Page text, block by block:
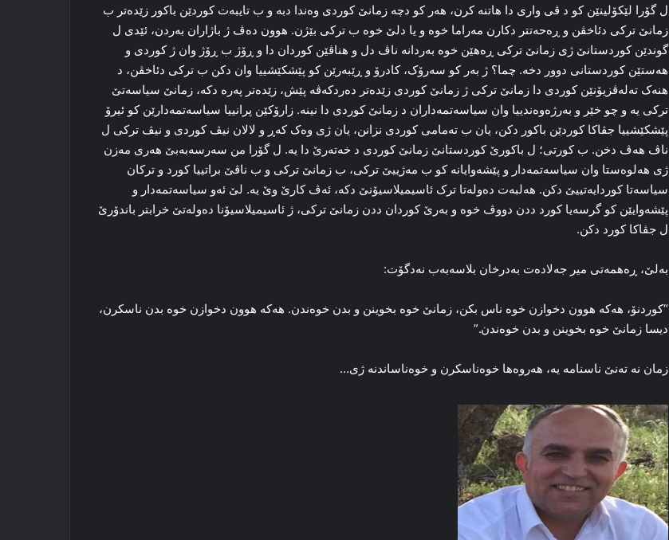
ل گۆرا لێکۆلینێن کو د ڤی واری دا هاتنه‌ کرن، هه‌ر کو دچه‌ زمانێ کوردی وه‌ندا دبه‌ و ب تایبه‌ت کوردێن باکور زێده‌تر ب
زمانێ ترکی دئاخڤن و ڕه‌حه‌تتر دکارن مه‌راما خوە و یا دلێ خوە ب ترکی بێژن. هوون ده‌ڤ ژ باژاران به‌ردن، ئێدی ل
گوندێن کوردستانێ ژی زمانێ ترکی ڕه‌هێن خوه‌ به‌ردانە ناڤ دل و هناڤێن کوردان دا و ڕۆژ ب ڕۆژ وان ژ کوردی و
هه‌ستێن کوردستانی دوور دخه‌. چما؟ ژ به‌ر کو سه‌رۆک، کادرۆ و ڕێبه‌رێن کو پێشکێشییا وان دکن ب ترکی دئاخڤن، د
هنه‌ک ته‌له‌ڤزیۆنێن کوردی دا زمانێ ترکی ژ زمانێ کوردی زێده‌تر ده‌ردکه‌ڤه‌ پێش، زێده‌تر په‌ره‌ دکه‌، زمانێ سیاسه‌تێ
ترکی یه‌ و چو خێر و به‌رژه‌وه‌ندییا وان سیاسه‌تمه‌داران د زمانێ کوردی دا نینە. زارۆکێن پرانییا سیاسه‌تمه‌دارێن کو ئیرۆ
پێشکێشییا جڤاکا کوردێن باکور دکن، یان ب ته‌مامی کوردی نزانن، یان ژی وه‌ک که‌ڕ و لالان نیڤ کوردی و نیڤ ترکی ل
ناڤ هه‌ڤ دخن. ب کورتی؛ ل باکورێ کوردستانێ زمانێ کوردی د خه‌ته‌رێ دا یه‌. ل گۆرا من سه‌رسه‌به‌بێ هه‌ری مه‌زن
ژی هه‌لوه‌ستا وان سیاسه‌تمه‌دار و پێشه‌وایانه‌ کو ب مه‌ژییێ ترکی، ب زمانێ ترکی و ب ناڤێ براتییا کورد و ترکان
سیاسه‌تا کوردایه‌تییێ دکن. هه‌لبه‌ت ده‌وله‌تا ترک ئاسیمیلاسیۆنێ دکه‌، ئه‌ڤ کارێ وێ یه‌. لێ ئه‌و سیاسه‌تمه‌دار و
پێشه‌وایێن کو گرسه‌یا کورد ددن دووڤ خوه‌ و به‌رێ کوردان ددن زمانێ ترکی، ژ ئاسیمیلاسیۆنا ده‌وله‌تێ خرابتر باندۆرێ
ل جڤاکا کورد دکن.
به‌لێ، ڕه‌همه‌تی میر جه‌لاده‌ت به‌درخان بلاسه‌به‌ب نه‌دگۆت:
“کوردنۆ، هه‌که‌ هوون دخوازن خوه‌ ناس بکن، زمانێ خوه‌ بخوینن و بدن خوه‌ندن. هه‌که‌ هوون دخوازن خوه‌ بدن ناسکرن،
دیسا زمانێ خوه‌ بخوینن و بدن خوه‌ندن.”
زمان نه‌ ته‌نێ ناسنامه‌ یه‌، هه‌روه‌ها خوه‌ناسکرن و خوه‌ناساندنه‌ ژی…